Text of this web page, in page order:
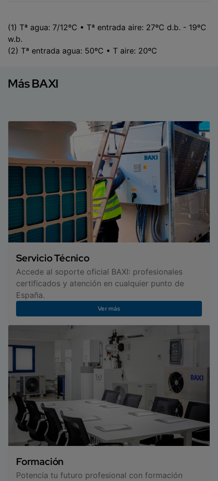
(1) Tª agua: 7/12ºC • Tª entrada aire: 27ºC d.b. - 19ºC
w.b.
(2) Tª entrada agua: 50ºC • T aire: 20ºC
Más BAXI
Servicio Técnico
Accede al soporte oficial BAXI: profesionales
certificados y atención en cualquier punto de
España.
Ver más
Formación
Potencia tu futuro profesional con formación